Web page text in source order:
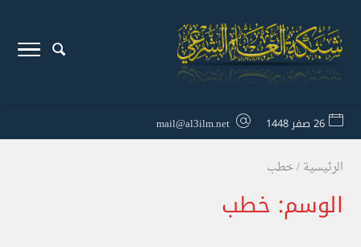
26 صفر 1448 mail@al3ilm.net
الرئيسية/خطب
الوسم: خطب